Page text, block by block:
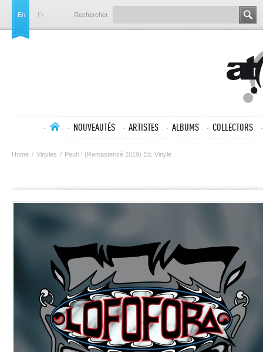
En Fr Rechercher
NOUVEAUTÉS ARTISTES ALBUMS COLLECTORS
Home / Vinyles / Peuh ! (Remasterisé 2019) Ed. Vinyle